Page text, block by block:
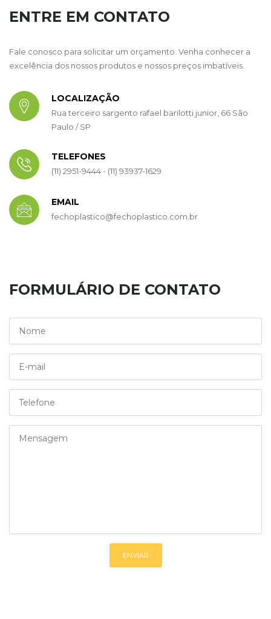
ENTRE EM CONTATO
Fale conosco para solicitar um orçamento. Venha conhecer a
excelência dos nossos produtos e nossos preços imbatíveis.
LOCALIZAÇÃO
Rua terceiro sargento rafael barilotti junior, 66 São
Paulo / SP
TELEFONES
(11) 2951-9444 - (11) 93937-1629
EMAIL
fechoplastico@fechoplastico.com.br
FORMULÁRIO DE CONTATO